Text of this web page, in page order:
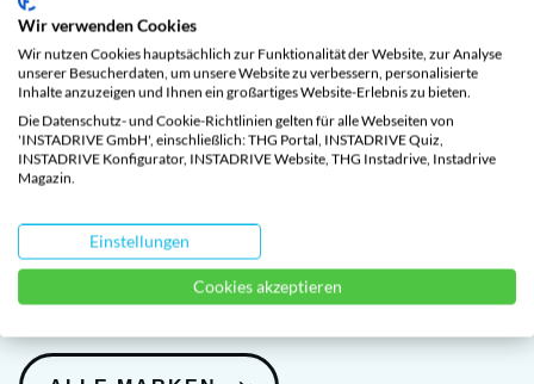
Marken
Beliebte Elektro
Marken
Wir verwenden Cookies
Wir nutzen Cookies hauptsächlich zur Funktionalität der Website, zur Analyse
unserer Besucherdaten, um unsere Website zu verbessern, personalisierte
Inhalte anzuzeigen und Ihnen ein großartiges Website-Erlebnis zu bieten.
Die Datenschutz- und Cookie-Richtlinien gelten für alle Webseiten von
'INSTADRIVE GmbH', einschließlich: THG Portal, INSTADRIVE Quiz,
INSTADRIVE Konfigurator, INSTADRIVE Website, THG Instadrive, Instadrive
Magazin.
Einstellungen
Cookies akzeptieren